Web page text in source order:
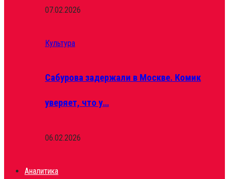
07.02.2026
Культура
Сабурова задержали в Москве. Комик
уверяет, что у…
06.02.2026
Аналитика